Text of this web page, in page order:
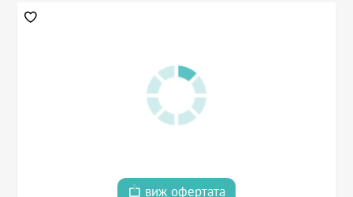
виж офертата